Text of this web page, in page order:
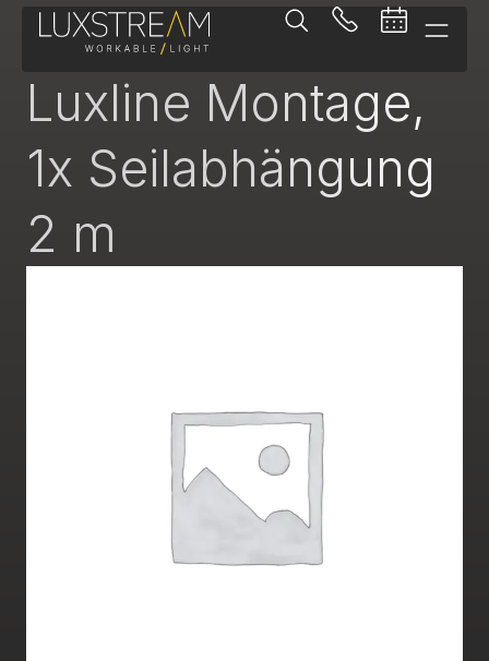
Luxline Montage,
1x Seilabhängung
2 m